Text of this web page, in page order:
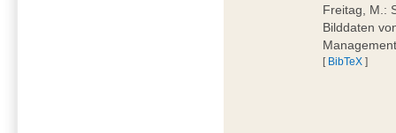
Freitag, M.:
Bilddaten
[ BibTeX ]